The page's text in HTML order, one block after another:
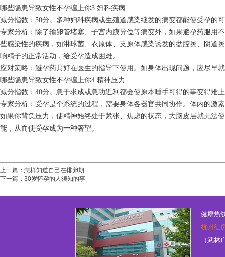
哪些隐患导致女性不孕缠上你3 妇科疾病
减分指数：50分。多种妇科疾病或生殖道感染继发的病变都能使受孕的
专家分析：除了输卵管堵塞、子宫内膜异位等病变外，如果避孕药服用
些感染性的疾病，如淋球菌、衣原体、支原体感染诱发的盆腔炎、阴道
响精子的正常活动，给受孕造成困难。
应对策略：避孕药具好在医生的指导下使用。如身体出现问题，应尽早
哪些隐患导致女性不孕缠上你4 精神压力
减分指数：40分。急于求成或急功近利都会使原本唾手可得的事变得难
专家分析：受孕是个系统的过程，需要身体各器官共同协作。体内的激
如果你背负压力，使精神始终处于紧张、焦虑的状态，大脑皮层就无法
能，从而使受孕成为一种奢望。
上一篇： 怎样知道自己在排卵期
下一篇： 30岁怀孕的人须知的事
健康热
杭州红
（武